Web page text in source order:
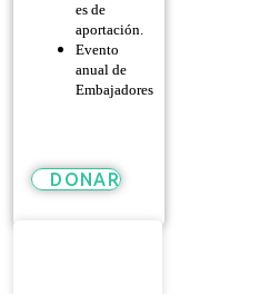
es de
aportación.
Evento
anual de
Embajadores
DONAR